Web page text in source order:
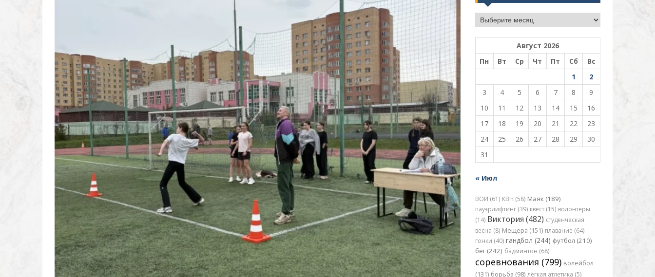
Архив
Август 2026
Пн
Вт Ср Чт Пт Сб
Вс
1
2
3
4 5 6 7 8
9
10
11 12 13 14 15
16
17
18 19 20 21 22
23
24
25 26 27 28 29
30
31
« Июл
ВОИ (61) КВН (58) Маяк (189)
пауэрлифтинг (39) квест (15) волонтеры
(14) Виктория (482) студенческая
весна (8) Мещера (151) плавание (64)
гонки (40) гандбол (244) футбол (210)
бег (242) бадминтон (68)
соревнования (799) волейбол
(131) борьба (98) лёгкая атлетика (5)